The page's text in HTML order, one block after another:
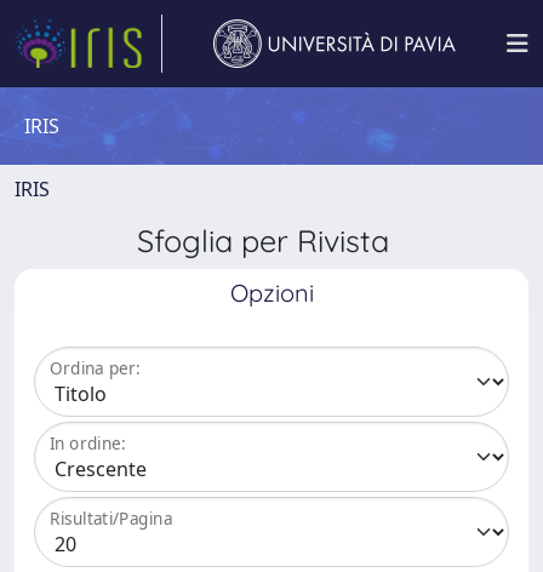
IRIS
IRIS
Sfoglia per Rivista
Opzioni
Ordina per:
In ordine:
Risultati/Pagina